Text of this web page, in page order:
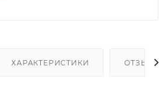
ХАРАКТЕРИСТИКИ ОТЗЫВЫ